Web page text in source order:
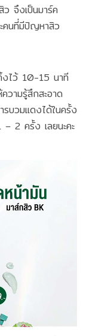
จึงเป็นมาร์ค
คนที่มีปัญหาสิว
งไว้ 10-15 นาที
วามรู้สึกสะอาด
รบวมแดงได้ในครั้ง
2 ครั้ง เลยนะคะ